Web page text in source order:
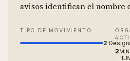
avisos identifican el nombre
TIPO DE MOVIMIENTO
2
2